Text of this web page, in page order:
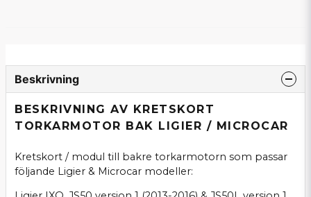
Beskrivning
BESKRIVNING AV KRETSKORT
TORKARMOTOR BAK LIGIER / MICROCAR
Kretskort / modul till bakre torkarmotorn som passar
följande Ligier & Microcar modeller: